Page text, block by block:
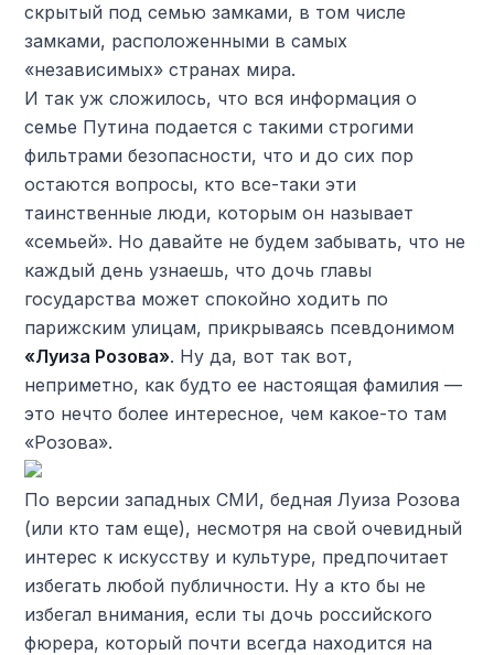
скрытый под семью замками, в том числе
замками, расположенными в самых
«независимых» странах мира.
И так уж сложилось, что вся информация о
семье Путина подается с такими строгими
фильтрами безопасности, что и до сих пор
остаются вопросы, кто все-таки эти
таинственные люди, которым он называет
«семьей». Но давайте не будем забывать, что не
каждый день узнаешь, что дочь главы
государства может спокойно ходить по
парижским улицам, прикрываясь псевдонимом
«Луиза Розова». Ну да, вот так вот,
неприметно, как будто ее настоящая фамилия —
это нечто более интересное, чем какое-то там
«Розова».
По версии западных СМИ, бедная Луиза Розова
(или кто там еще), несмотря на свой очевидный
интерес к искусству и культуре, предпочитает
избегать любой публичности. Ну а кто бы не
избегал внимания, если ты дочь российского
фюрера, который почти всегда находится на